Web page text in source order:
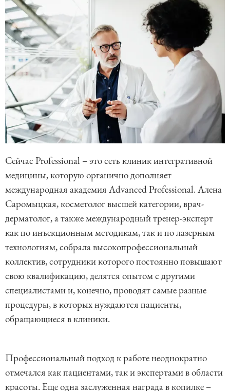
Сейчас Professional – это сеть клиник интегративной
медицины, которую органично дополняет
международная академия Advanced Professional. Алена
Саромыцкая, косметолог высшей категории, врач-
дерматолог, а также международный тренер-эксперт
как по инъекционным методикам, так и по лазерным
технологиям, собрала высокопрофессиональный
коллектив, сотрудники которого постоянно повышают
свою квалификацию, делятся опытом с другими
специалистами и, конечно, проводят самые разные
процедуры, в которых нуждаются пациенты,
обращающиеся в клиники.
Профессиональный подход к работе неоднократно
отмечался как пациентами, так и экспертами в области
красоты. Еще одна заслуженная награда в копилке –